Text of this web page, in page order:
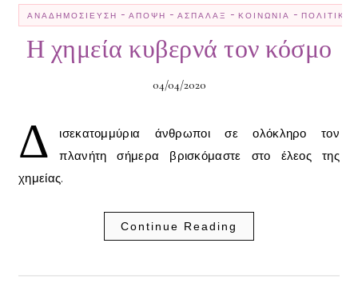
ΑΝΑΔΗΜΟΣΊΕΥΣΗ - ΆΠΟΨΗ - ΑΣΠΆΛΑΞ - ΚΟΙΝΩΝΊΑ - ΠΟΛΙΤΙΚΉ
Η χημεία κυβερνά τον κόσμο
04/04/2020
Δ
ισεκατομμύρια άνθρωποι σε ολόκληρο τον
πλανήτη σήμερα βρισκόμαστε στο έλεος της
χημείας.
Continue Reading